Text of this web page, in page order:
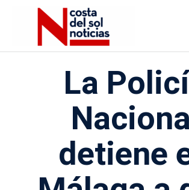
La
detiene